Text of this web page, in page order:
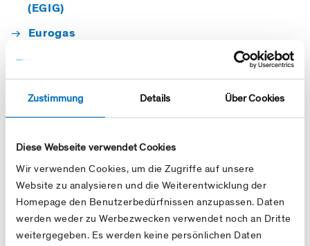
Zustimmung Details Über Cookies
Diese Webseite verwendet Cookies
Wir verwenden Cookies, um die Zugriffe auf unsere
Website zu analysieren und die Weiterentwicklung der
Homepage den Benutzerbedürfnissen anzupassen. Daten
werden weder zu Werbezwecken verwendet noch an Dritte
weitergegeben. Es werden keine persönlichen Daten
(EGIG)
Eurogas
International Gas Union
Marcogaz
Shareholdings
FluxSwiss
Transitgas